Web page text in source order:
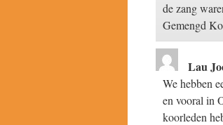
de zang
Gemengd
Lau
We hebben
en vooral in
koorleden